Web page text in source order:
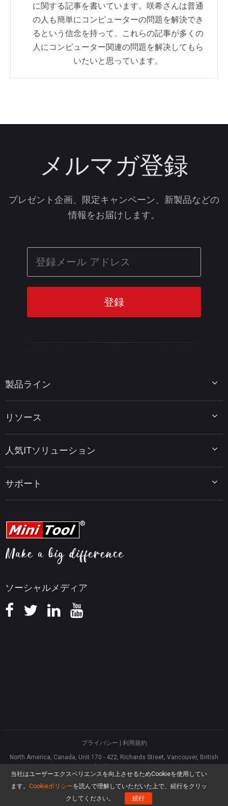
に関する記事を書いています。咲希さんは普通
の人も簡単にコンピューターの問題を解決でき
るという信念を持って、これらの記事が多くの
人にコンピューター関連の問題を解决してもら
いたいと思っています。
当社はユーザーエクスペリエンスを向上させるためCookieを使用してい
ます。 Cookieポリシーを読んで理解していただいた上で、続行をクリッ
クしてください。
続行
メルマガ登録
プレゼント企画、限定キャンペーン、新製品などの
情報をお届けします。
ソーシャルメディア
製品ライン
MiniTool Power Data Recovery
MiniTool PDF Editor
MiniTool MovieMaker
MiniTool uTube Downloader
リソース
データ復元ヒント
PDF編集ヒント
動画編集ヒント
ビデオ変換ヒント
画面録画ヒント
知識ベース
人気ITソリューション
MiniTool ニュースセンター
サポート
ヘルプ
プライバシー | 利用規約
North America, Canada, Unit 170 - 422, Richards Street, Vancouver, British
Columbia, V6B 2Z4
Asia, Hong Kong, Suite 820,8/F., Ocean Centre, Harbour City, 5 Canton Road,
Tsim Sha Tsui, Kowloon
2026 MiniTool Software Limited, All rights reserved.